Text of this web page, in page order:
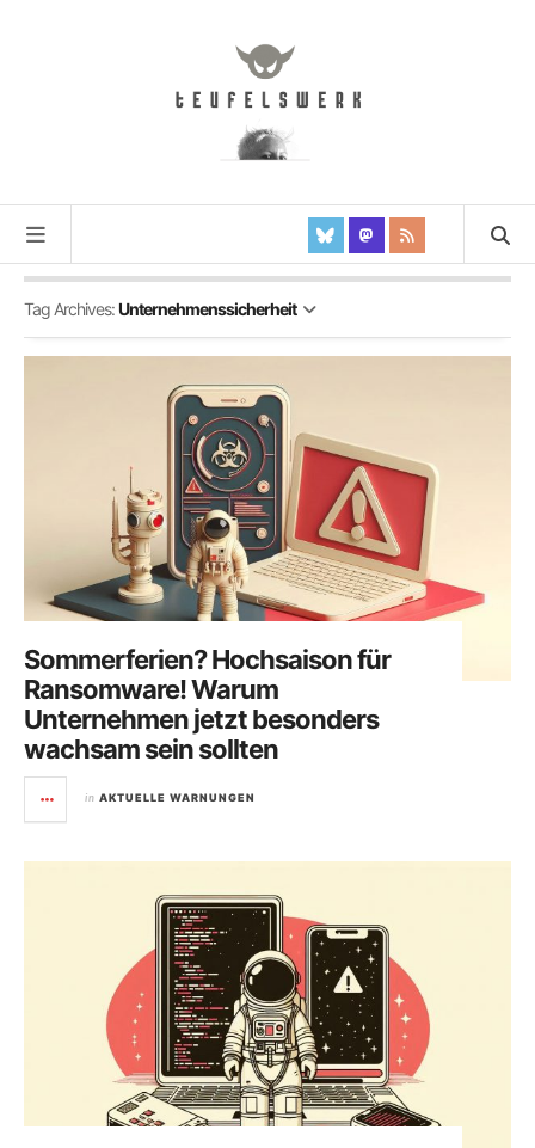
Tag Archives:Unternehmenssicherheit
Sommerferien? Hochsaison für
Ransomware! Warum
Unternehmen jetzt besonders
wachsam sein sollten
in AKTUELLE WARNUNGEN